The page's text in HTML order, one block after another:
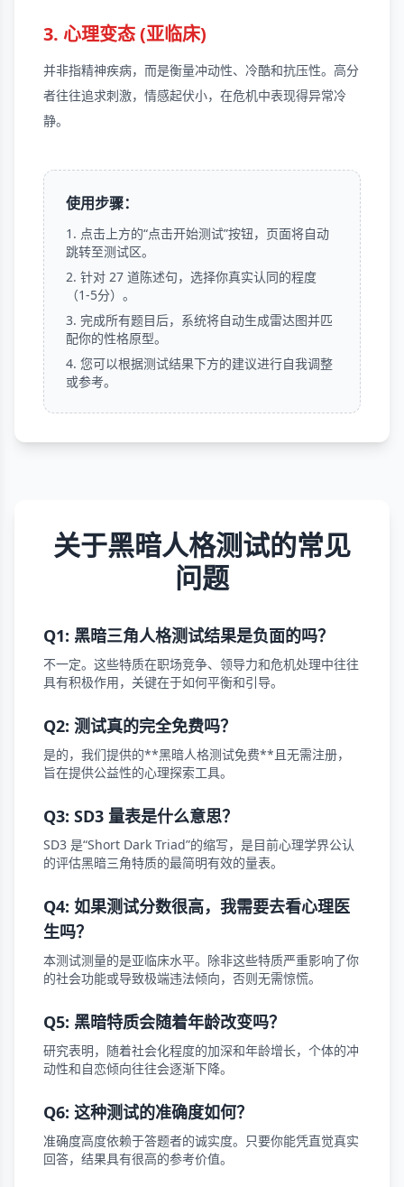
3. 心理变态 (亚临床)
并非指精神疾病，而是衡量冲动性、冷酷和抗压性。高分
者往往追求刺激，情感起伏小，在危机中表现得异常冷
静。
使用步骤：
点击上方的“点击开始测试”按钮，页面将自动
跳转至测试区。
针对 27 道陈述句，选择你真实认同的程度
（1-5分）。
完成所有题目后，系统将自动生成雷达图并匹
配你的性格原型。
您可以根据测试结果下方的建议进行自我调整
或参考。
关于黑暗人格测试的常见
问题
Q1: 黑暗三角人格测试结果是负面的吗？
不一定。这些特质在职场竞争、领导力和危机处理中往往
具有积极作用，关键在于如何平衡和引导。
Q2: 测试真的完全免费吗？
是的，我们提供的**黑暗人格测试免费**且无需注册，
旨在提供公益性的心理探索工具。
Q3: SD3 量表是什么意思？
SD3 是“Short Dark Triad”的缩写，是目前心理学界公认
的评估黑暗三角特质的最简明有效的量表。
Q4: 如果测试分数很高，我需要去看心理医
生吗？
本测试测量的是亚临床水平。除非这些特质严重影响了你
的社会功能或导致极端违法倾向，否则无需惊慌。
Q5: 黑暗特质会随着年龄改变吗？
研究表明，随着社会化程度的加深和年龄增长，个体的冲
动性和自恋倾向往往会逐渐下降。
Q6: 这种测试的准确度如何？
准确度高度依赖于答题者的诚实度。只要你能凭直觉真实
回答，结果具有很高的参考价值。